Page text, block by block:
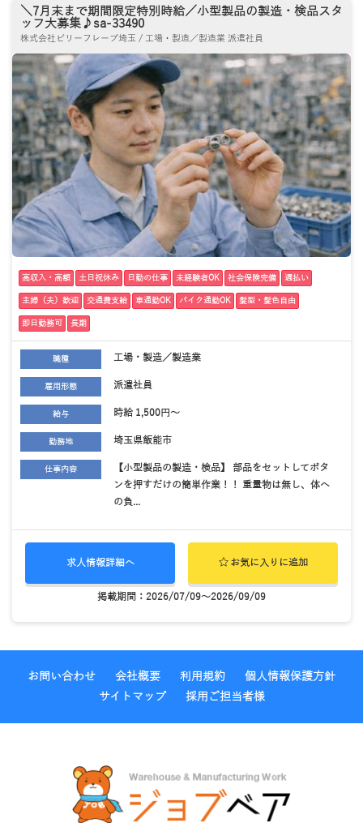
＼7月末まで期間限定特別時給／小型製品の製造・検品スタ
ッフ大募集♪sa-33490
株式会社ビリーフレーブ埼玉 / 工場・製造／製造業 派遣社員
高収入・高額 土日祝休み 日勤の仕事 未経験者OK 社会保険完備 週払い
主婦（夫）歓迎 交通費支給 車通勤OK バイク通勤OK 髪型・髪色自由
即日勤務可 長期
職種 工場・製造／製造業
雇用形態 派遣社員
給与 時給 1,500円～
勤務地 埼玉県飯能市
仕事内容
【小型製品の製造・検品】 部品をセットしてボタ
ンを押すだけの簡単作業！！ 重量物は無し、体へ
の負...
求人情報詳細へ お気に入りに追加
掲載期間：2026/07/09～2026/09/09
お問い合わせ 会社概要 利用規約
個人情報保護方針
サイトマップ
採用ご担当者様